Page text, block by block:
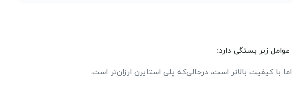
زیر بستگی دارد:
اما با کیفیت بالاتر است، درحالی‌که پلی استایرن ارزان‌تر است.